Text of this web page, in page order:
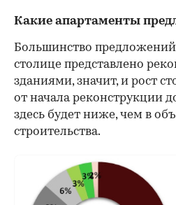
Какие апартаменты
Большинство предложений
столице представлено
зданиями, значит, и рост
от начала реконструкции
здесь будет ниже, чем в
строительства.